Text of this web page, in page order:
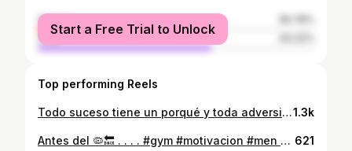
female
male
Start a Free Trial to Unlock
Top performing Reels
Todo suceso tiene un porqué y toda adversidad nos enseña una lección ✨ . . . . . . #motivation #instagood #gymmotivation #fitness #fitnessmotivation #quarantine1.3k
Antes del 🦠🔙 . . . . #gym #motivacion #men #fitness #instagym 621